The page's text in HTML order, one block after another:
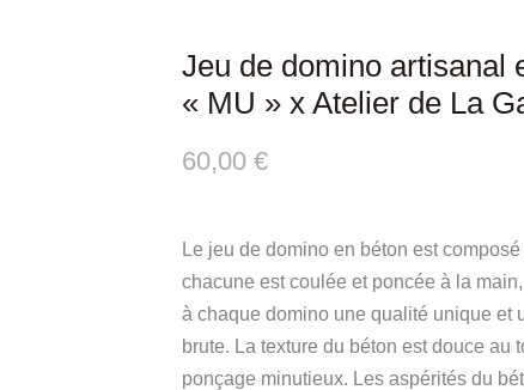
Jeu de domino artisanal
« MU » x Atelier de La
60,00€
Le jeu de domino en béton est
chacune est coulée et poncée à la
à chaque domino une qualité unique et
brute. La texture du béton est douce au
ponçage minutieux. Les aspérités du